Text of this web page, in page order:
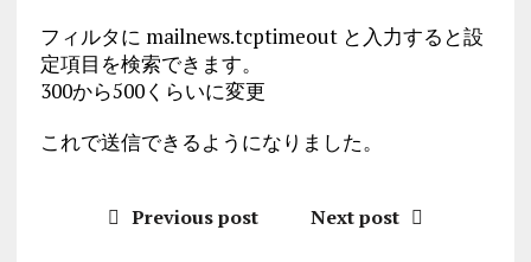
フィルタに mailnews.tcptimeout と入力すると設
定項目を検索できます。
300から500くらいに変更
これで送信できるようになりました。
Previous post Next post